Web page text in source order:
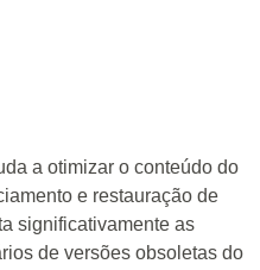
a otimizar o conteúdo do
e restauração de
significativamente as
de versões obsoletas do